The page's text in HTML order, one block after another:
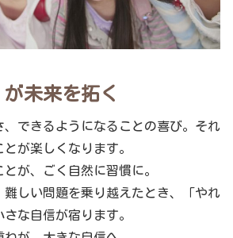
が未来を拓く
、できるようになることの喜び。それ
が楽しくなります。
が、ごく自然に習慣に。
難しい問題を乗り越えたとき、「やれ
な自信が宿ります。